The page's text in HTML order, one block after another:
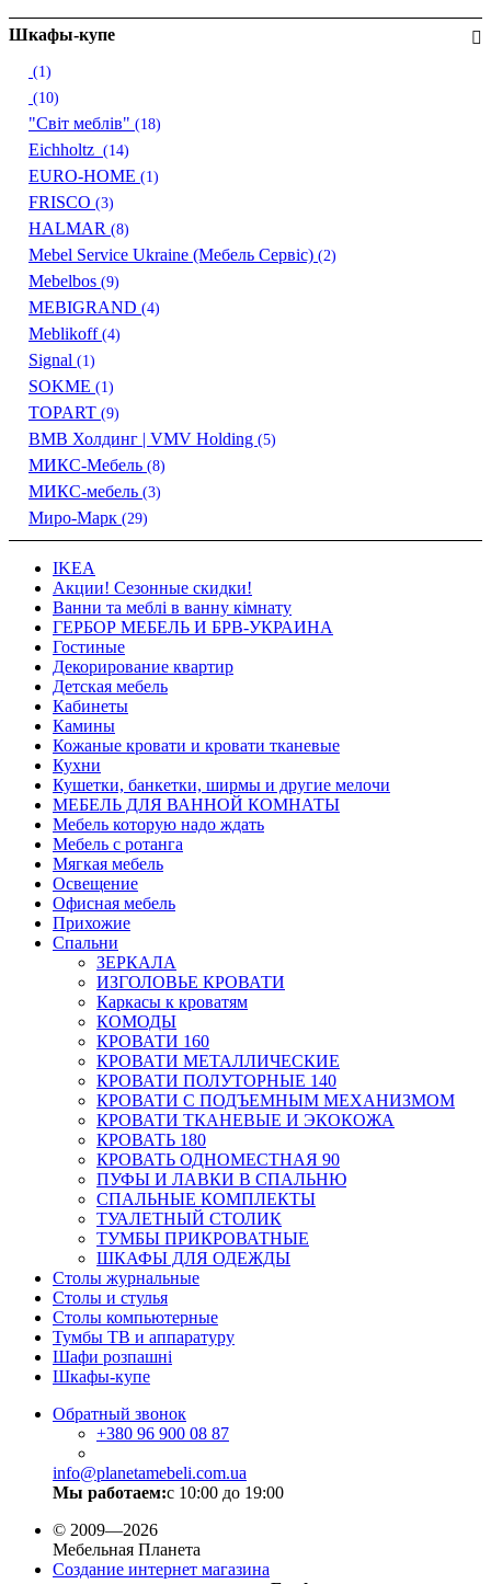
Шкафы-купе
(1)
(10)
"Світ меблів" (18)
Eichholtz (14)
EURO-HOME (1)
FRISCO (3)
HALMAR (8)
Mebel Service Ukraine (Мебель Сервіс) (2)
Mebelbos (9)
MEBIGRAND (4)
Meblikoff(4)
Signal (1)
SOKME (1)
TOPART (9)
ВМВ Холдинг | VMV Holding (5)
МИКС-Мебель (8)
МИКС-мебель (3)
Миро-Марк (29)
IKEA
Акции! Сезонные скидки!
Ванни та меблі в ванну кімнату
ГЕРБОР МЕБЕЛЬ И БРВ-УКРАИНА
Гостиные
Декорирование квартир
Детская мебель
Кабинеты
Камины
Кожаные кровати и кровати тканевые
Кухни
Кушетки, банкетки, ширмы и другие мелочи
МЕБЕЛЬ ДЛЯ ВАННОЙ КОМНАТЫ
Мебель которую надо ждать
Мебель с ротанга
Мягкая мебель
Освещение
Офисная мебель
Прихожие
Спальни
ЗЕРКАЛА
ИЗГОЛОВЬЕ КРОВАТИ
Каркасы к кроватям
КОМОДЫ
КРОВАТИ 160
КРОВАТИ МЕТАЛЛИЧЕСКИЕ
КРОВАТИ ПОЛУТОРНЫЕ 140
КРОВАТИ С ПОДЪЕМНЫМ МЕХАНИЗМОМ
КРОВАТИ ТКАНЕВЫЕ И ЭКОКОЖА
КРОВАТЬ 180
КРОВАТЬ ОДНОМЕСТНАЯ 90
ПУФЫ И ЛАВКИ В СПАЛЬНЮ
СПАЛЬНЫЕ КОМПЛЕКТЫ
ТУАЛЕТНЫЙ СТОЛИК
ТУМБЫ ПРИКРОВАТНЫЕ
ШКАФЫ ДЛЯ ОДЕЖДЫ
Столы журнальные
Столы и стулья
Столы компьютерные
Тумбы ТВ и аппаратуру
Шафи розпашні
Шкафы-купе
Обратный звонок
+380 96 900 08 87
info@planetamebeli.com.ua
Мы работаем:с 10:00 до 19:00
© 2009—2026
Мебельная Планета
Создание интернет магазина